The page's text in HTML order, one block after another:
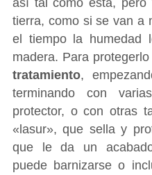
tierra, como si se van a
el tiempo la humedad
madera. Para protegerlo
tratamiento,
terminando con
protector, o con otras
«lasur», que sella y
que le da un
puede barnizarse o